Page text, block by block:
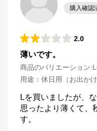
購入確認
2.0
薄いです。
商品のバリエーション:
用途 ： 休日用（お出かけ
Lを買いましたが、
思ったより薄くて、
す。